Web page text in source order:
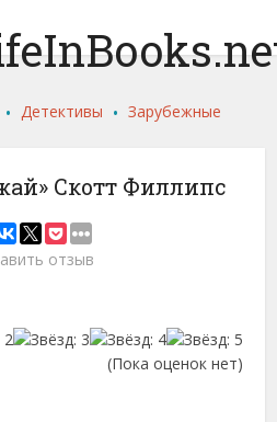
. Детективы .Зарубежные
Скотт Филлипс
отзыв
(Пока оценок нет)